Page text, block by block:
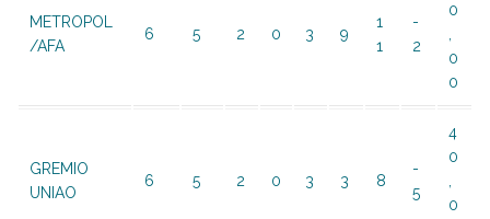
METROPOL
/AFA
6 5 2 0 3 9
1
1
-
2
0
,
0
0
GREMIO
UNIAO
6 5 2 0 3 3 8
-
5
4
0
,
0